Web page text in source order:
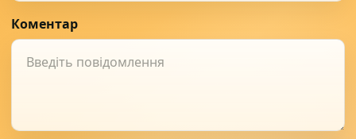
Коментар